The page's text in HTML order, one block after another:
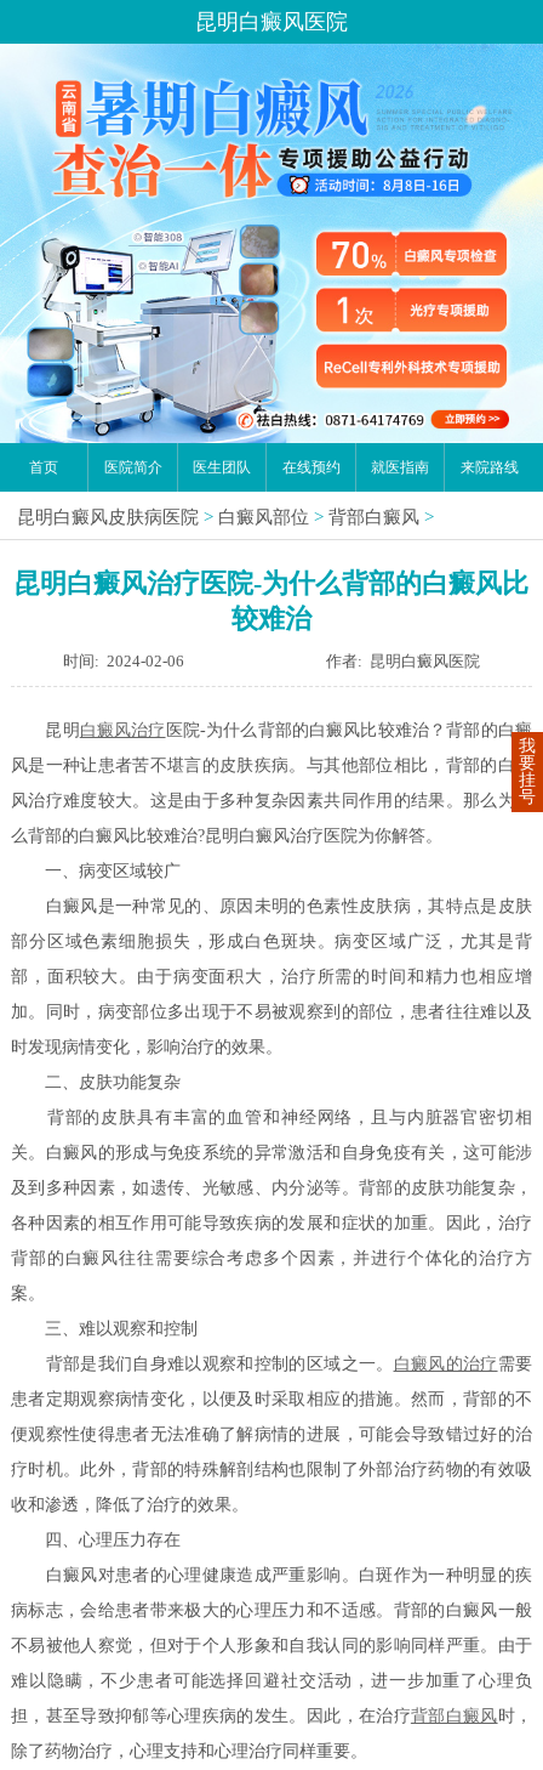
昆明白癜风医院
首页 医院简介 医生团队 在线预约 就医指南 来院路线
昆明白癜风皮肤病医院 > 白癜风部位 > 背部白癜风 >
昆明白癜风治疗医院-为什么背部的白癜风比
较难治
时间: 2024-02-06 作者: 昆明白癜风医院
昆明 白癜风治疗 医院-为什么背部的白癜风比较难治？背部的白癜
风是一种让患者苦不堪言的皮肤疾病。与其他部位相比，背部的白癜
风治疗难度较大。这是由于多种复杂因素共同作用的结果。那么为什
么背部的白癜风比较难治?昆明白癜风治疗医院为你解答。
一、病变区域较广
白癜风是一种常见的、原因未明的色素性皮肤病，其特点是皮肤
部分区域色素细胞损失，形成白色斑块。病变区域广泛，尤其是背
部，面积较大。由于病变面积大，治疗所需的时间和精力也相应增
加。同时，病变部位多出现于不易被观察到的部位，患者往往难以及
时发现病情变化，影响治疗的效果。
二、皮肤功能复杂
背部的皮肤具有丰富的血管和神经网络，且与内脏器官密切相
关。白癜风的形成与免疫系统的异常激活和自身免疫有关，这可能涉
及到多种因素，如遗传、光敏感、内分泌等。背部的皮肤功能复杂，
各种因素的相互作用可能导致疾病的发展和症状的加重。因此，治疗
背部的白癜风往往需要综合考虑多个因素，并进行个体化的治疗方
案。
三、难以观察和控制
背部是我们自身难以观察和控制的区域之一。 白癜风的治疗 需要
患者定期观察病情变化，以便及时采取相应的措施。然而，背部的不
便观察性使得患者无法准确了解病情的进展，可能会导致错过好的治
疗时机。此外，背部的特殊解剖结构也限制了外部治疗药物的有效吸
收和渗透，降低了治疗的效果。
四、心理压力存在
白癜风对患者的心理健康造成严重影响。白斑作为一种明显的疾
病标志，会给患者带来极大的心理压力和不适感。背部的白癜风一般
不易被他人察觉，但对于个人形象和自我认同的影响同样严重。由于
难以隐瞒，不少患者可能选择回避社交活动，进一步加重了心理负
担，甚至导致抑郁等心理疾病的发生。因此，在治疗背部白癜风时，
除了药物治疗，心理支持和心理治疗同样重要。
我
要
挂
号